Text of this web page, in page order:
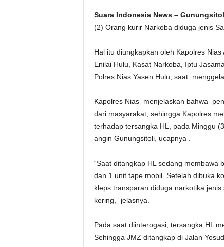
Suara Indonesia News –
(2) Orang kurir Narkoba diduga jenis
Hal itu diungkapkan oleh Kapolres
Enilai Hulu, Kasat Narkoba, Iptu
Polres Nias Yasen Hulu, saat
Kapolres Nias menjelaskan bahwa
dari masyarakat, sehingga Kapolres
terhadap tersangka HL, pada Minggu
angin Gunungsitoli, ucapnya .
“Saat ditangkap HL sedang membawa
dan 1 unit tape mobil. Setelah dibuka
kleps transparan diduga narkotika
kering,” jelasnya.
Pada saat diinterogasi, tersangka HL
Sehingga JMZ ditangkap di Jalan